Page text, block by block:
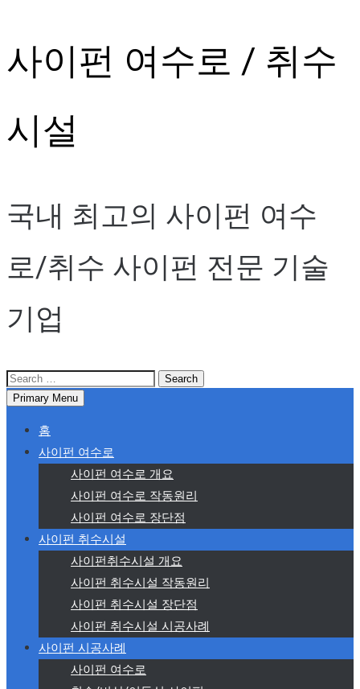
to
content
사이펀 여수로 / 취수
시설
국내 최고의 사이펀 여수
로/취수 사이펀 전문 기술
기업
Search
for:Primary Menu
홈
사이펀 여수로
사이펀 여수로 개요
사이펀 여수로 작동원리
사이펀 여수로 장단점
사이펀 취수시설
사이펀취수시설 개요
사이펀 취수시설 작동원리
사이펀 취수시설 장단점
사이펀 취수시설 시공사례
사이펀 시공사례
사이펀 여수로